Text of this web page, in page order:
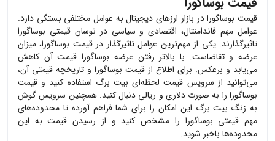
قیمت بوساگورادر بازار ارزهای دیجیتال به عوامل مختلفی بستگی دارد.
عوامل مهم فاندامنتال، اقتصادی و سیاسی در نوسان قیمتی بوساگورا
تاثیرگذارند. یکی از مهم‌ترین عوامل تاثیرگذار در قیمت بوساگورا، میزان
عرضه و تقاضاست. با بالاتر رفتن عرضه بوساگوراقیمت آن کاهش
می‌یابد و برعکس. برای اطلاع از قیمت بوساگورا و تاریخچه قیمتی آن،
می‌توانید از سرویس قیمت لحظه‌ای بیت برگ استفاده کنید و قیمت
بوساگورا را به صورت دلاری و ریالی دنبال کنید. همچنین سرویس گوش
به زنگ بیت برگ این امکان را برای شما فراهم آورده تا محدوده‌های
مهم قیمتی بوساگورا را مشخص کنید و از رسیدن قیمت به این
محدوده‌ها باخبر شوید.